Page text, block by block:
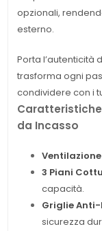
opzionali,
esterno.
Porta l’autenticità
trasforma ogni
condividere con i
Caratteristiche
da Incasso
3 Piani
capacità.
Griglie
sicurezza